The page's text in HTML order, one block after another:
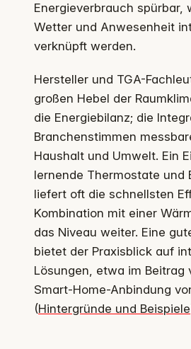
Energieverbrauch spürbar,
Wetter und Anwesenheit
verknüpft werden.
Hersteller und TGA-
großen Hebel der
die Energiebilanz; die
Branchenstimmen
Haushalt und Umwelt. Ein
lernende Thermostate und
liefert oft die schnellsten
Kombination mit einer
das Niveau weiter. Eine
bietet der Praxisblick auf
Lösungen, etwa im Beitrag
Smart-Home-Anbindung
(Hintergründe und Beispiele